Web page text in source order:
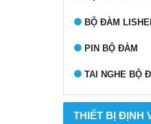
BỘ ĐÀM
PIN BỘ ĐÀM
TAI NGHE BỘ
THIẾT BỊ ĐỊNH